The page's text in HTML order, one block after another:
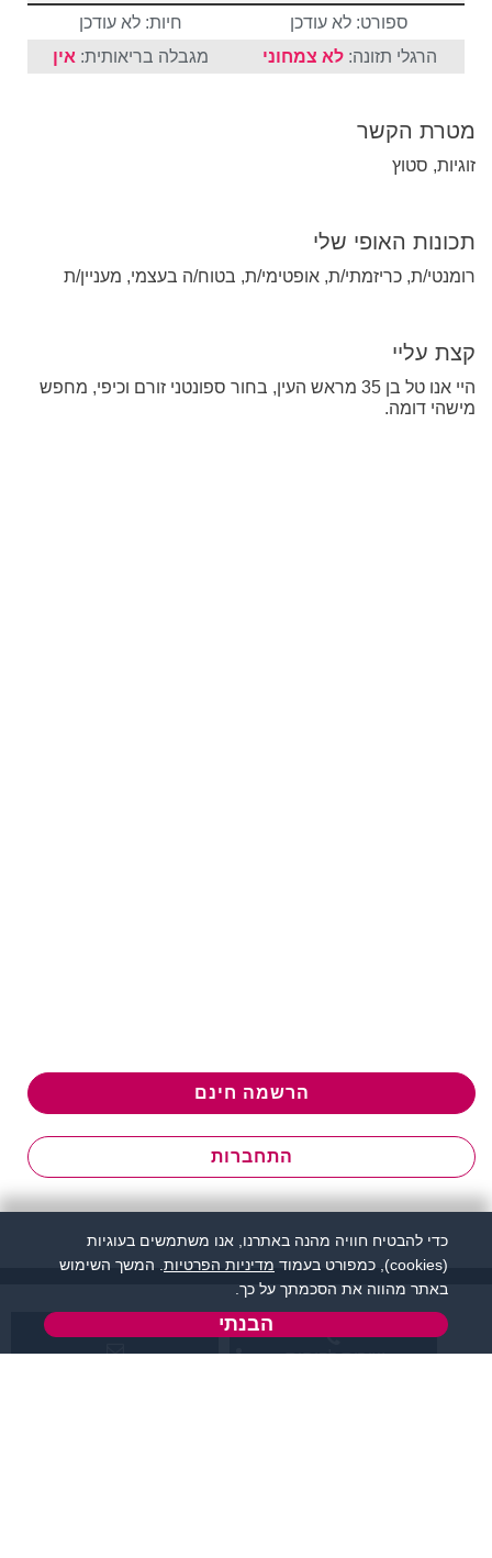
ספורט: לא עודכן
חיות: לא עודכן
הרגלי תזונה:לא צמחוני מגבלה בריאותית: אין
מטרת הקשר
זוגיות, סטוץ
תכונות האופי שלי
רומנטי/ת, כריזמתי/ת, אופטימי/ת, בטוח/ה בעצמי, מעניין/ת
קצת עליי
היי אנו טל בן 35 מראש העין, בחור ספונטני זורם וכיפי, מחפש
מישהי דומה.
הרשמה חינם
התחברות
שירות לקוחות:
כדי להבטיח חוויה מהנה באתרנו, אנו משתמשים בעוגיות
(cookies), כמפורט בעמוד
מדיניות הפרטיות . המשך השימוש
באתר מהווה את הסכמתך על כך.
הבנתי